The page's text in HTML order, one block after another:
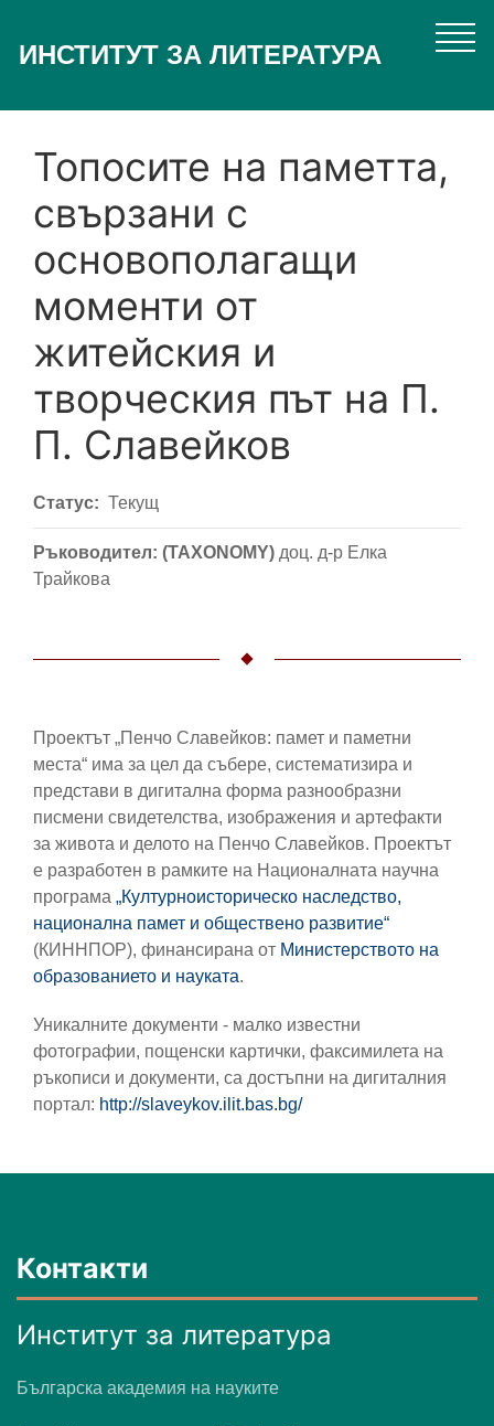
основното
ИНСТИТУТ ЗА ЛИТЕРАТУРА
Топосите на паметта,
свързани с
основополагащи
моменти от
житейския и
творческия път на П.
П. Славейков
Статус Текущ
Ръководител: (TAXONOMY) доц. д-р Елка
Трайкова
Проектът „Пенчо Славейков: памет и паметни
места“ има за цел да събере, систематизира и
представи в дигитална форма разнообразни
писмени свидетелства, изображения и артефакти
за живота и делото на Пенчо Славейков. Проектът
е разработен в рамките на Националната научна
програма „Културноисторическо наследство,
национална памет и обществено развитие“
(КИННПОР), финансирана от Министерството на
образованието и науката.
Уникалните документи - малко известни
фотографии, пощенски картички, факсимилета на
ръкописи и документи, са достъпни на дигиталния
портал: http://slaveykov.ilit.bas.bg/
Контакти
Институт за литература
Българска академия на науките